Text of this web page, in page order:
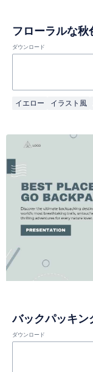
ダウンロード
イエロー イラスト風
ダウンロード